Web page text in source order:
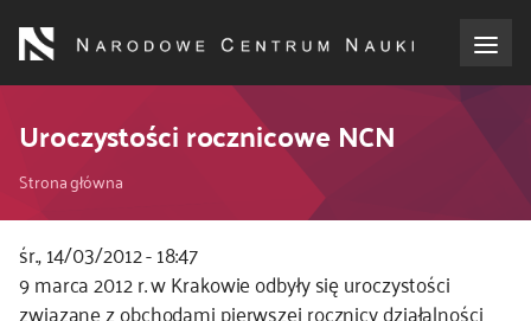
treści
dla wnioskodawców
dla realizujących projekty
dla ekspertów
Uroczystości rocznicowe NCN
Ścieżka
nawigacyjna
Strona główna
śr., 14/03/2012 - 18:47
9 marca 2012 r. w Krakowie odbyły się uroczystości
związane z obchodami pierwszej rocznicy działalności